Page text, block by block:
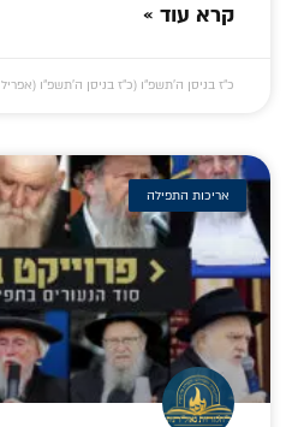
קרא עוד »
כ״ז בניסן ה׳תשפ״ו (כ״ז בניסן ה׳תשפ״ו (אפריל 14, 2026))
אריכות התפילה